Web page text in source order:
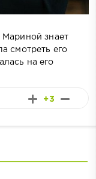
знает
смотреть его
на его
+3